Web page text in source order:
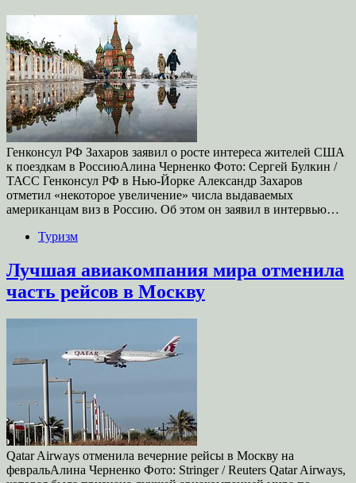
Генконсул РФ Захаров заявил о росте интереса жителей США
к поездкам в РоссиюАлина Черненко Фото: Сергей Булкин /
ТАСС Генконсул РФ в Нью-Йорке Александр Захаров
отметил «некоторое увеличение» числа выдаваемых
американцам виз в Россию. Об этом он заявил в интервью…
Туризм
Лучшая авиакомпания мира отменила
часть рейсов в Москву
Qatar Airways отменила вечерние рейсы в Москву на
февральАлина Черненко Фото: Stringer / Reuters Qatar Airways,